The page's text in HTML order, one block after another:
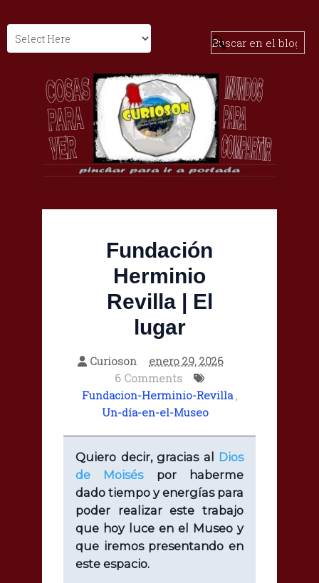
Fundación
Herminio
Revilla | El
lugar
Curioson
enero 29, 2026
6 Comments
Fundacion-Herminio-Revilla,
Un-día-en-el-Museo
Quiero decir, gracias al Dios
de Moiséspor haberme
dado tiempo y energías para
poder realizar este trabajo
que hoy luce en el Museo y
que iremos presentando en
este espacio.